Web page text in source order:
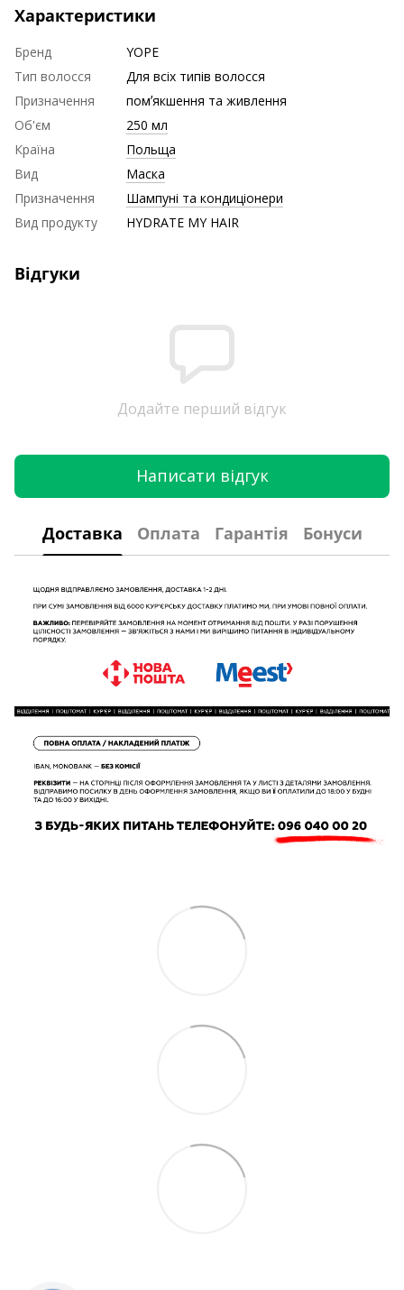
Характеристики
Бренд
YOPE
Тип волосся
Для всіх типів волосся
Призначення
помʼякшення та живлення
Об'єм
250 мл
Країна
Польща
Вид
Маска
Призначення
Шампуні та кондиціонери
Вид продукту
HYDRATE MY HAIR
Відгуки
Додайте перший відгук
Написати відгук
Доставка Оплата Гарантія Бонуси